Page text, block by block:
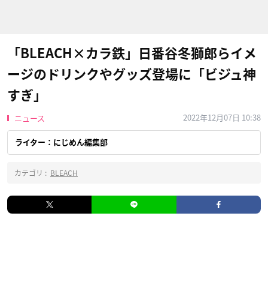
「BLEACH×カラ鉄」日番谷冬獅郎らイメ
ージのドリンクやグッズ登場に「ビジュ神
すぎ」
ニュース 2022年12月07日 10:38
ライター：にじめん編集部
カテゴリ : BLEACH